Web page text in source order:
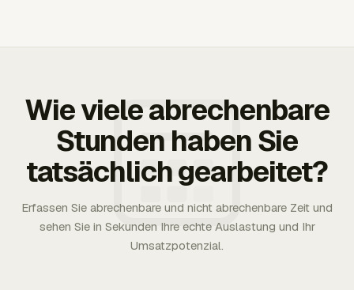
Wie viele abrechenbare
Stunden haben Sie
tatsächlich gearbeitet?
Erfassen Sie abrechenbare und nicht abrechenbare Zeit und
sehen Sie in Sekunden Ihre echte Auslastung und Ihr
Umsatzpotenzial.